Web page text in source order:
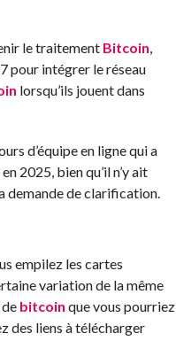
le traitement Bitcoin,
pour intégrer le réseau
lorsqu’ils jouent dans
d’équipe en ligne qui a
2025, bien qu’il n’y ait
demande de clarification.
empilez les cartes
variation de la même
bitcoin que vous pourriez
des liens à télécharger